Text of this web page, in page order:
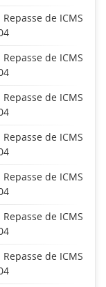
de ICMS
de ICMS
de ICMS
de ICMS
de ICMS
de ICMS
de ICMS